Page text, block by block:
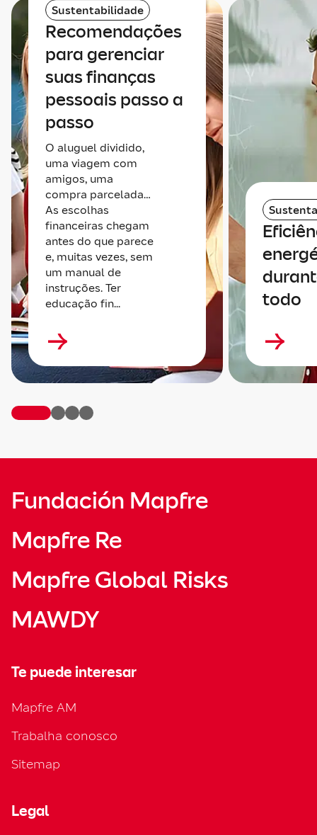
Sustentabilidade
Recomendações
para gerenciar
suas finanças
pessoais passo a
passo
O aluguel dividido,
uma viagem com
amigos, uma
compra parcelada…
As escolhas
financeiras chegam
antes do que parece
e, muitas vezes, sem
um manual de
instruções. Ter
educação fin...
todo
Fundación Mapfre
Mapfre Re
Mapfre Global Risks
MAWDY
Te puede interesar
Mapfre AM
Trabalha conosco
Sitemap
Legal